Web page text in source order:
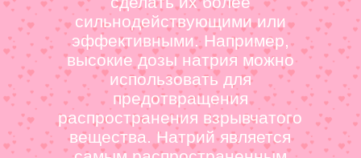
сильнодействующими или
эффективными. Например,
высокие дозы натрия можно
использовать для
предотвращения
распространения взрывчатого
вещества. Натрий является